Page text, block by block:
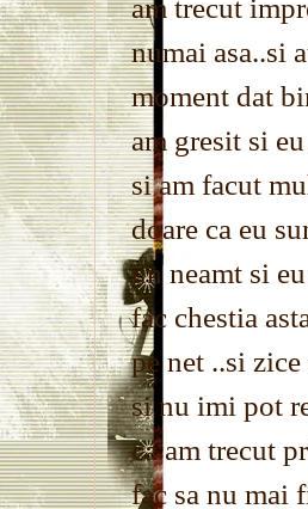
am trecut
numai asa..si
moment dat
am gresit si
si am facut
doare ca eu
un neamt si
fac chestia
pe net ..si
si nu imi pot
ca am trecut
fac sa nu mai